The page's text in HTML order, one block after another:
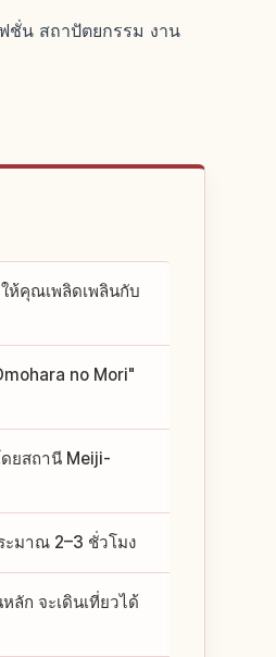
ชั่น สถาปัตยกรรม งาน
ห้คุณเพลิดเพลินกับ
no Mori"
ยสถานี Meiji-
ะมาณ 2–3 ชั่วโมง
ก จะเดินเที่ยวได้